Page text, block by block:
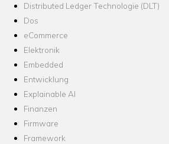
Distributed Ledger Technologie (DLT)
Dos
eCommerce
Elektronik
Embedded
Entwicklung
Explainable AI
Finanzen
Firmware
Framework